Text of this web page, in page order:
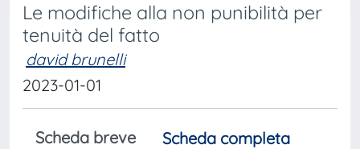
Le modifiche alla non punibilità per
tenuità del fatto
david brunelli
2023-01-01
Scheda breve
Scheda completa